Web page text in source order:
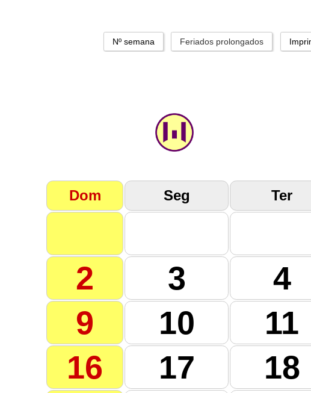
Nº semana Feriados prolongados
Dom Seg Ter
2
3 4
9
10 11
16
17 18